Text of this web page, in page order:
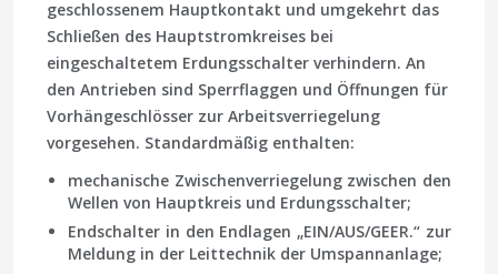
geschlossenem Hauptkontakt und umgekehrt das
Schließen des Hauptstromkreises bei
eingeschaltetem Erdungsschalter verhindern. An
den Antrieben sind Sperrflaggen und Öffnungen für
Vorhängeschlösser zur Arbeitsverriegelung
vorgesehen. Standardmäßig enthalten:
mechanische Zwischenverriegelung zwischen den
Wellen von Hauptkreis und Erdungsschalter;
Endschalter in den Endlagen „EIN/AUS/GEER.“ zur
Meldung in der Leittechnik der Umspannanlage;